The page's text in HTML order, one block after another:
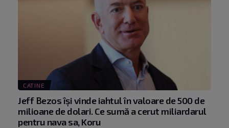
CATINE
Jeff Bezos își vinde iahtul în valoare de 500 de
milioane de dolari. Ce sumă a cerut miliardarul
pentru nava sa, Koru